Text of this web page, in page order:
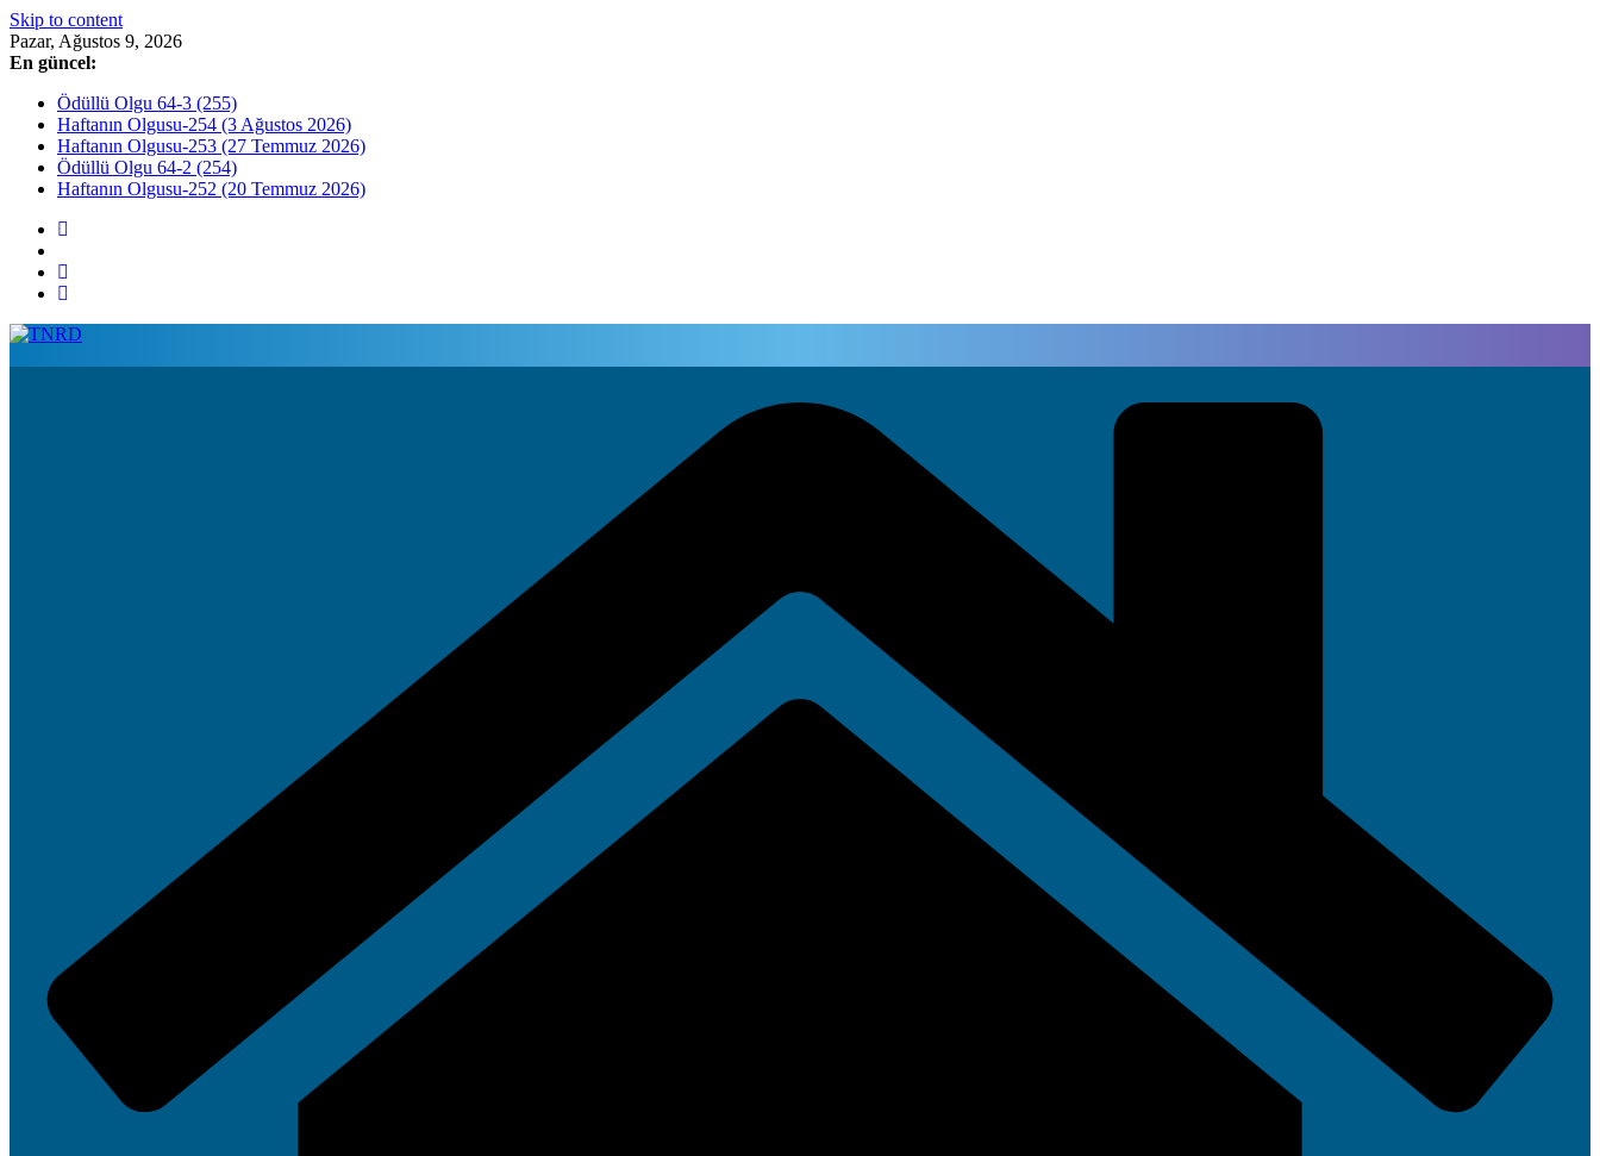
Skip to content
Pazar, Ağustos 9, 2026
En güncel:
Ödüllü Olgu 64-3 (255)
Haftanın Olgusu-254 (3 Ağustos 2026)
Haftanın Olgusu-253 (27 Temmuz 2026)
Ödüllü Olgu 64-2 (254)
Haftanın Olgusu-252 (20 Temmuz 2026)